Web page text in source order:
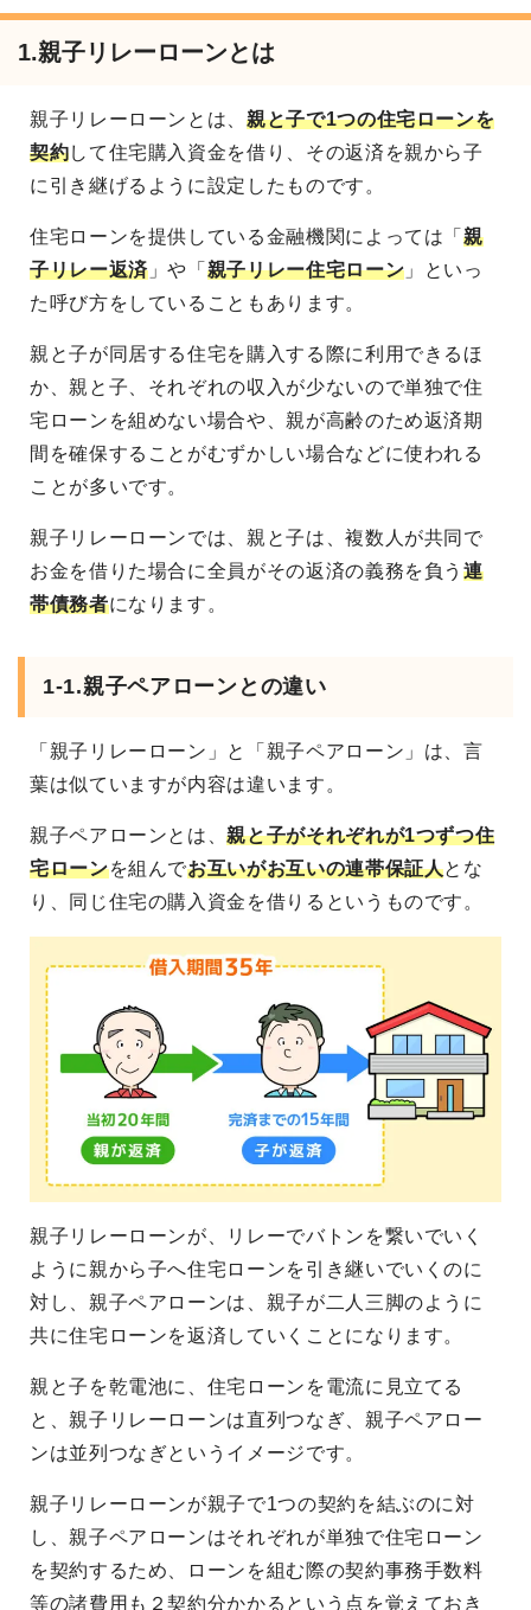
1.親子リレーローンとは
親子リレーローンとは、親と子で1つの住宅ローンを
契約して住宅購入資金を借り、その返済を親から子
に引き継げるように設定したものです。
住宅ローンを提供している金融機関によっては「親
子リレー返済」や「 親子リレー住宅ローン 」といっ
た呼び方をしていることもあります。
親と子が同居する住宅を購入する際に利用できるほ
か、親と子、それぞれの収入が少ないので単独で住
宅ローンを組めない場合や、親が高齢のため返済期
間を確保することがむずかしい場合などに使われる
ことが多いです。
親子リレーローンでは、親と子は、複数人が共同で
お金を借りた場合に全員がその返済の義務を負う連
帯債務者になります。
1-1.親子ペアローンとの違い
「親子リレーローン」と「親子ペアローン」は、言
葉は似ていますが内容は違います。
親子ペアローンとは、親と子がそれぞれが1つずつ住
宅ローンを組んでお互いがお互いの連帯保証人とな
り、同じ住宅の購入資金を借りるというものです。
親子リレーローンが、リレーでバトンを繋いでいく
ように親から子へ住宅ローンを引き継いでいくのに
対し、親子ペアローンは、親子が二人三脚のように
共に住宅ローンを返済していくことになります。
親と子を乾電池に、住宅ローンを電流に見立てる
と、親子リレーローンは直列つなぎ、親子ペアロー
ンは並列つなぎというイメージです。
親子リレーローンが親子で1つの契約を結ぶのに対
し、親子ペアローンはそれぞれが単独で住宅ローン
を契約するため、ローンを組む際の契約事務手数料
等の諸費用も２契約分かかるという点を覚えておき